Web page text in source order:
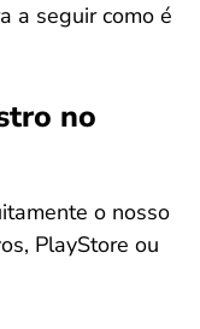
a seguir como é
no
o nosso
PlayStore ou